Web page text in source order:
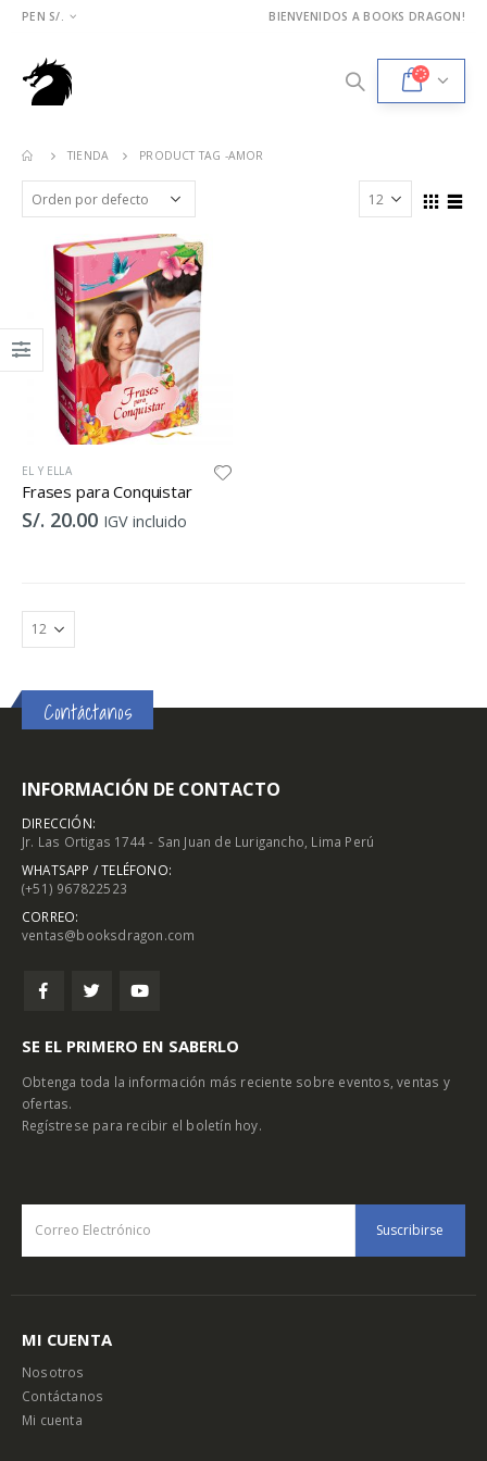
PEN S/. BIENVENIDOS A BOOKS DRAGON!
TIENDA PRODUCT TAG -AMOR
EL Y ELLA
Frases para Conquistar
S/. 20.00 IGV incluido
Contáctanos
INFORMACIÓN DE CONTACTO
DIRECCIÓN:
Jr. Las Ortigas 1744 - San Juan de Lurigancho, Lima Perú
WHATSAPP / TELÉFONO:
(+51) 967822523
CORREO:
ventas@booksdragon.com
SE EL PRIMERO EN SABERLO
Obtenga toda la información más reciente sobre eventos, ventas y
ofertas.
Regístrese para recibir el boletín hoy.
MI CUENTA
Nosotros
Contáctanos
Mi cuenta